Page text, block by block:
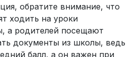
обратите внимание, что
ходить на уроки
а родителей посещают
документы из школы, ведь
балл, а он важен при